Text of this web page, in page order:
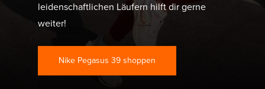
leidenschaftlichen Läufern hilft dir gerne
weiter!
Nike Pegasus 39 shoppen